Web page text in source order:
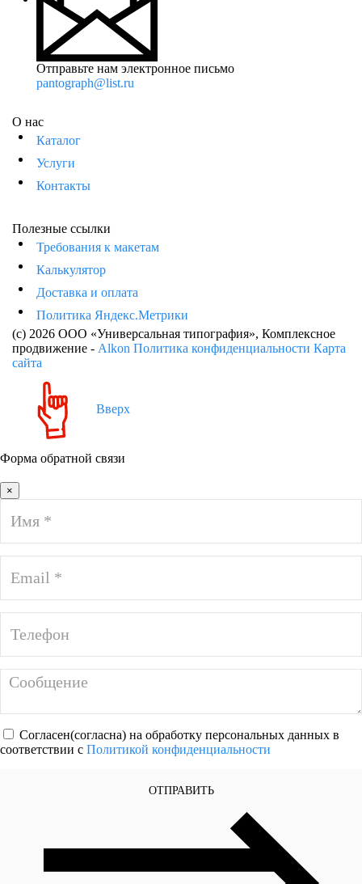
Отправьте нам электронное письмо
pantograph@list.ru
О нас
Каталог
Услуги
Контакты
Полезные ссылки
Требования к макетам
Калькулятор
Доставка и оплата
Политика Яндекс.Метрики
(c) 2026 ООО «Универсальная типография», Комплексное
продвижение - Alkon Политика конфиденциальности Карта
сайта
Вверх
Форма обратной связи
×
Согласен(согласна) на обработку персональных данных в
соответствии с Политикой конфиденциальности
ОТПРАВИТЬ